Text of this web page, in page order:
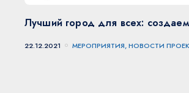
Лучший город для всех:
22.12.2021 МЕРОПРИЯТИЯ, НОВОСТИ